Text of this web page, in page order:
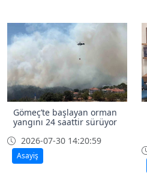
Gömeç’te başlayan orman
yangını 24 saattir sürüyor
2026-07-30 14:20:59
Asayiş